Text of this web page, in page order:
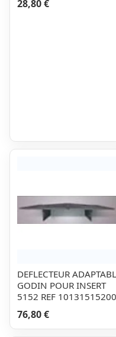
28,80 €
DEFLECTEUR
GODIN POUR INSERT
5152 REF 10131515200
76,80 €